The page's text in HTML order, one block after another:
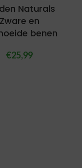
Naturals
Zware en
benen
€25,99